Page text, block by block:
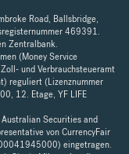
Road, Ballsbridge,
469391.
Zentralbank.
(Money Service
und Verbrauchsteueramt
reguliert (Lizenznummer
12. Etage, YF LIFE
Securities and
von CurrencyFair
eingetragen.